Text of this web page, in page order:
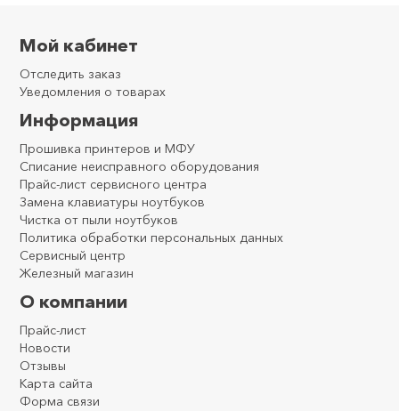
Мой кабинет
Отследить заказ
Уведомления о товарах
Информация
Прошивка принтеров и МФУ
Списание неисправного оборудования
Прайс-лист сервисного центра
Замена клавиатуры ноутбуков
Чистка от пыли ноутбуков
Политика обработки персональных данных
Сервисный центр
Железный магазин
О компании
Прайс-лист
Новости
Отзывы
Карта сайта
Форма связи